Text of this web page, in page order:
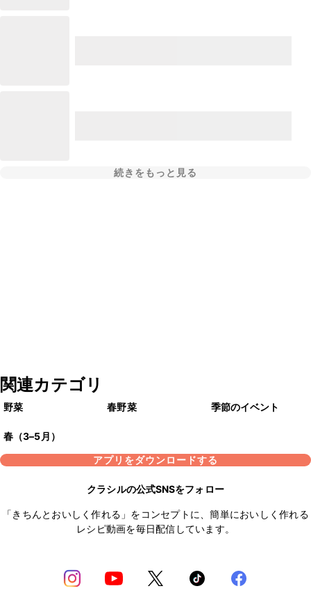
続きをもっと見る
関連カテゴリ
野菜 春野菜 季節のイベント
春（3–5月）
アプリをダウンロードする
クラシルの公式SNSをフォロー
「きちんとおいしく作れる」をコンセプトに、簡単においしく作れる
レシピ動画を毎日配信しています。